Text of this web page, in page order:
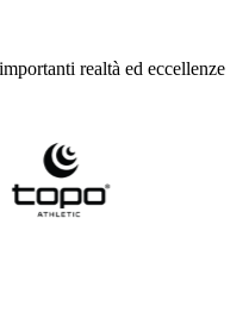
realtà ed eccellenze